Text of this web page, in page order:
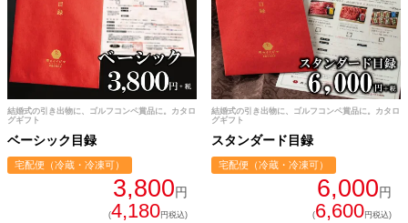
結婚式の引き出物に、ゴルフコンペ賞品に。カタロ
グギフト
ベーシック目録
宅配便（冷蔵・冷凍可）
3,800円
(4,180円税込)
結婚式の引き出物に、ゴルフコンペ賞品に。カタロ
グギフト
スタンダード目録
宅配便（冷蔵・冷凍可）
6,000円
(6,600円税込)